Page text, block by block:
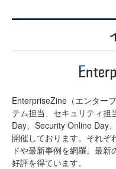
EnterpriseZine（エンター
テム担当、セキュリティ
Day、Security Online Day
開催しております。それぞ
ドや最新事例を網羅。最新
好評を得ています。